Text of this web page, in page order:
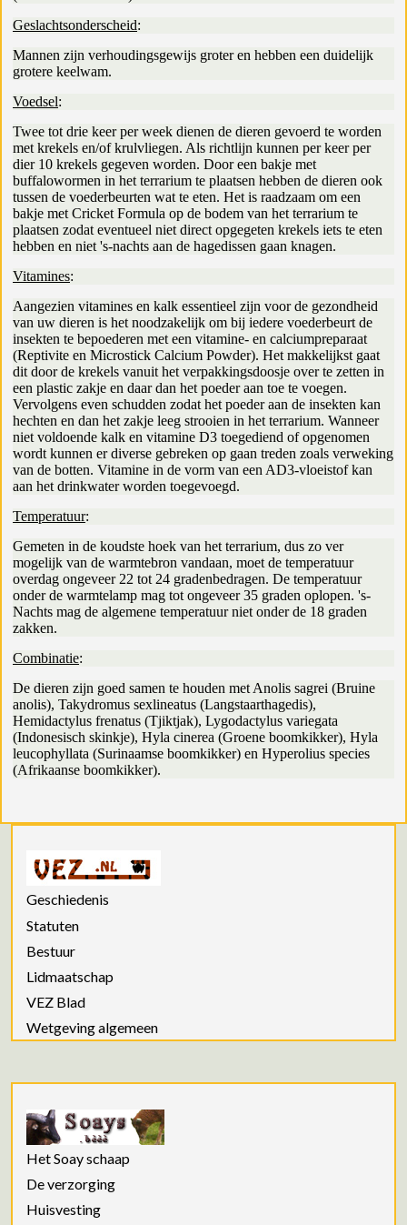
Geslachtsonderscheid:
Mannen zijn verhoudingsgewijs groter en hebben een duidelijk
grotere keelwam.
Voedsel:
Twee tot drie keer per week dienen de dieren gevoerd te worden
met krekels en/of krulvliegen. Als richtlijn kunnen per keer per
dier 10 krekels gegeven worden. Door een bakje met
buffalowormen in het terrarium te plaatsen hebben de dieren ook
tussen de voederbeurten wat te eten. Het is raadzaam om een
bakje met Cricket Formula op de bodem van het terrarium te
plaatsen zodat eventueel niet direct opgegeten krekels iets te eten
hebben en niet 's-nachts aan de hagedissen gaan knagen.
Vitamines:
Aangezien vitamines en kalk essentieel zijn voor de gezondheid
van uw dieren is het noodzakelijk om bij iedere voederbeurt de
insekten te bepoederen met een vitamine- en calciumpreparaat
(Reptivite en Microstick Calcium Powder). Het makkelijkst gaat
dit door de krekels vanuit het verpakkingsdoosje over te zetten in
een plastic zakje en daar dan het poeder aan toe te voegen.
Vervolgens even schudden zodat het poeder aan de insekten kan
hechten en dan het zakje leeg strooien in het terrarium. Wanneer
niet voldoende kalk en vitamine D3 toegediend of opgenomen
wordt kunnen er diverse gebreken op gaan treden zoals verweking
van de botten. Vitamine in de vorm van een AD3-vloeistof kan
aan het drinkwater worden toegevoegd.
Temperatuur:
Gemeten in de koudste hoek van het terrarium, dus zo ver
mogelijk van de warmtebron vandaan, moet de temperatuur
overdag ongeveer 22 tot 24 gradenbedragen. De temperatuur
onder de warmtelamp mag tot ongeveer 35 graden oplopen. 's-
Nachts mag de algemene temperatuur niet onder de 18 graden
zakken.
Combinatie:
De dieren zijn goed samen te houden met Anolis sagrei (Bruine
anolis), Takydromus sexlineatus (Langstaarthagedis),
Hemidactylus frenatus (Tjiktjak), Lygodactylus variegata
(Indonesisch skinkje), Hyla cinerea (Groene boomkikker), Hyla
leucophyllata (Surinaamse boomkikker) en Hyperolius species
(Afrikaanse boomkikker).
Geschiedenis
Statuten
Bestuur
Lidmaatschap
VEZ Blad
Wetgeving algemeen
Het Soay schaap
De verzorging
Huisvesting